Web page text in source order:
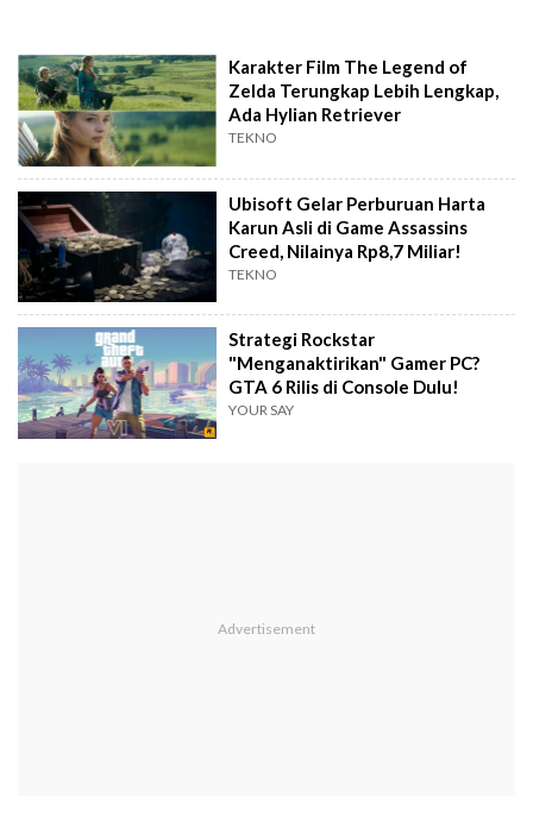
Karakter Film The Legend of
Zelda Terungkap Lebih Lengkap,
Ada Hylian Retriever
TEKNO
Ubisoft Gelar Perburuan Harta
Karun Asli di Game Assassins
Creed, Nilainya Rp8,7 Miliar!
TEKNO
Strategi Rockstar
"Menganaktirikan" Gamer PC?
GTA 6 Rilis di Console Dulu!
YOUR SAY